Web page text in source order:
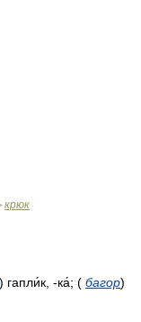
крюк
) гапли́к, -ка́; ( багор)